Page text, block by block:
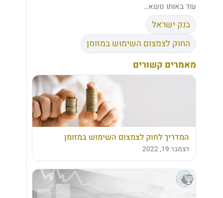
עוד באותו נושא…
בנק ישראל
החוק לצמצום השימוש במזומן
מאמרים קשורים
המדריך לחוק לצמצום השימוש במזומן
דצמבר 19, 2022